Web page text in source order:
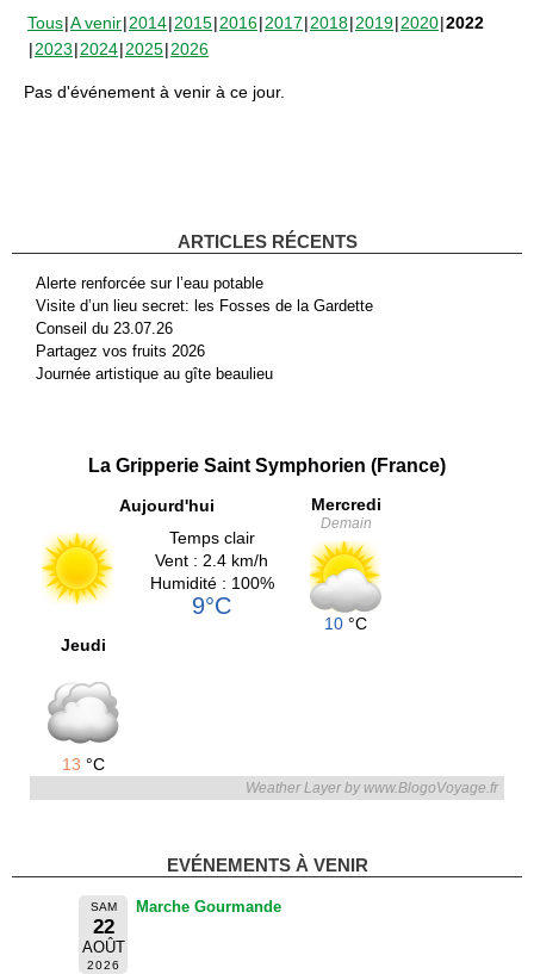
Tous A venir 2014 2015 2016 2017 2018 2019 2020 2022
2023 2024 2025 2026
Pas d'événement à venir à ce jour.
ARTICLES RÉCENTS
Alerte renforcée sur l’eau potable
Visite d’un lieu secret: les Fosses de la Gardette
Conseil du 23.07.26
Partagez vos fruits 2026
Journée artistique au gîte beaulieu
La Gripperie Saint Symphorien (France)
Aujourd'hui
Temps clair
Vent : 2.4 km/h
Humidité : 100%
9°C
Mercredi
Demain
10 °C
Jeudi
13 °C
Weather Layer by www.BlogoVoyage.fr
EVÉNEMENTS À VENIR
SAM
22
AOÛT
2026
Marche Gourmande